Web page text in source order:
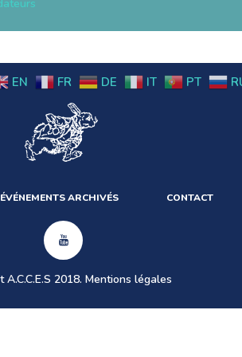
EN FR DE IT PT
ÉVÉNEMENTS ARCHIVÉS CONTACT
A.C.C.E.S 2018. Mentions légales